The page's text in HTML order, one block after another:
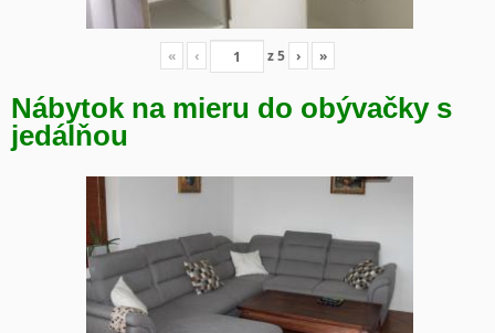
« ‹ z5 › »
Nábytok na mieru do obývačky s
jedálňou